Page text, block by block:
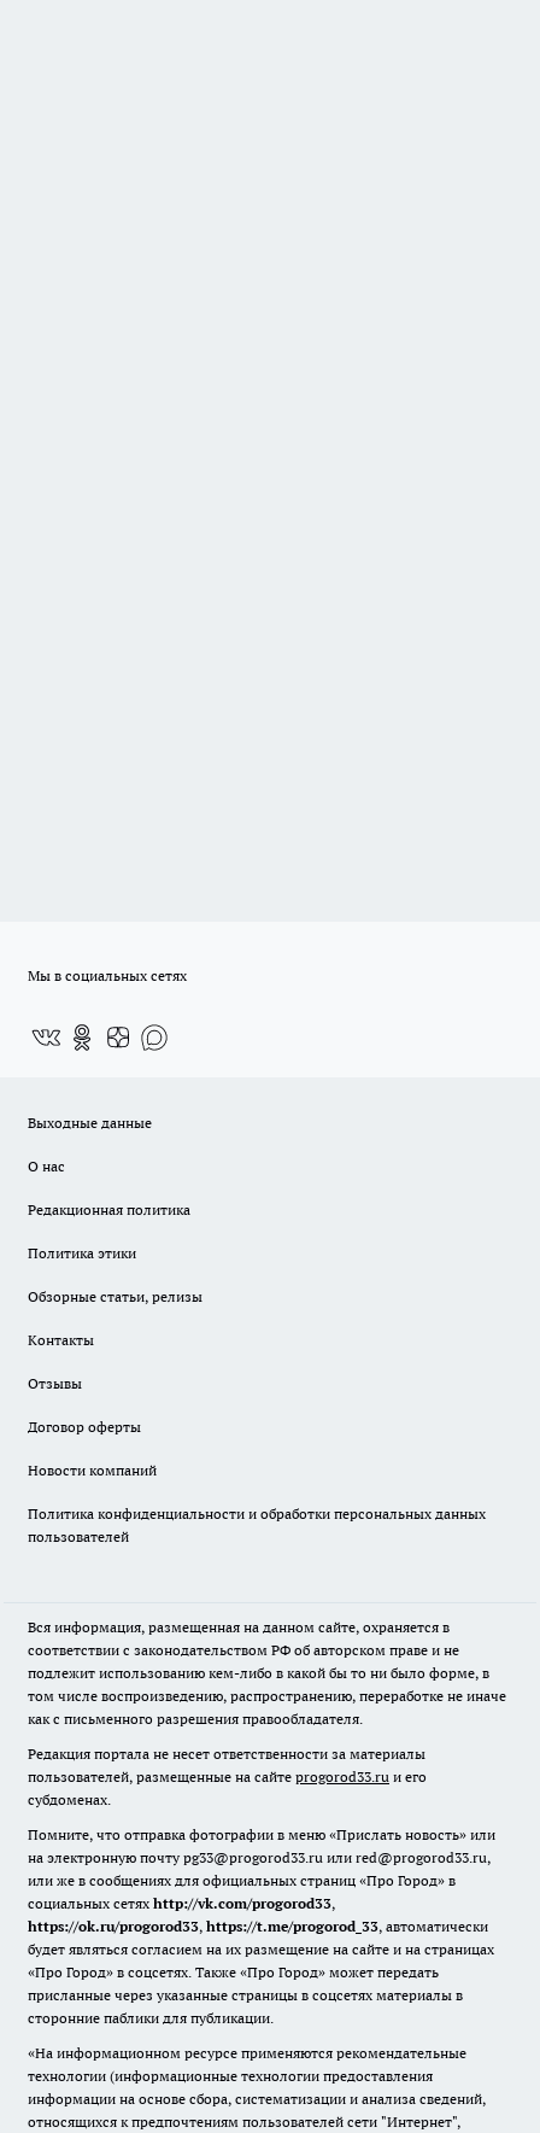
Мы в социальных сетях
Выходные данные
О нас
Редакционная политика
Политика этики
Обзорные статьи, релизы
Контакты
Отзывы
Договор оферты
Новости компаний
Политика конфиденциальности и обработки персональных данных
пользователей
Вся информация, размещенная на данном сайте, охраняется в
соответствии с законодательством РФ об авторском праве и не
подлежит использованию кем-либо в какой бы то ни было форме, в
том числе воспроизведению, распространению, переработке не иначе
как с письменного разрешения правообладателя.
Редакция портала не несет ответственности за материалы
пользователей, размещенные на сайте progorod33.ru и его
субдоменах.
Помните, что отправка фотографии в меню «Прислать новость» или
на электронную почту pg33@progorod33.ru или red@progorod33.ru,
или же в сообщениях для официальных страниц «Про Город» в
социальных сетях http://vk.com/progorod33,
https://ok.ru/progorod33, https://t.me/progorod_33, автоматически
будет являться согласием на их размещение на сайте и на страницах
«Про Город» в соцсетях. Также «Про Город» может передать
присланные через указанные страницы в соцсетях материалы в
сторонние паблики для публикации.
«На информационном ресурсе применяются рекомендательные
технологии (информационные технологии предоставления
информации на основе сбора, систематизации и анализа сведений,
относящихся к предпочтениям пользователей сети "Интернет",